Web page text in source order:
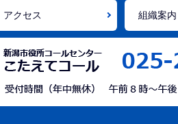
アクセス 組織案内